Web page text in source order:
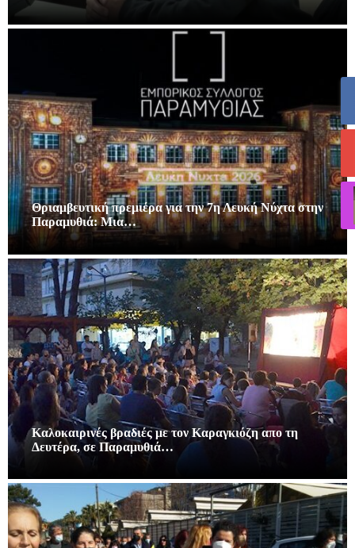
Θριαμβευτική πρεμιέρα για την 7η Λευκή Νύχτα στην
Παραμυθιά: Μια…
Καλοκαιρινές βραδιές με τον Καραγκιόζη απο τη
Δευτέρα, σε Παραμυθιά…